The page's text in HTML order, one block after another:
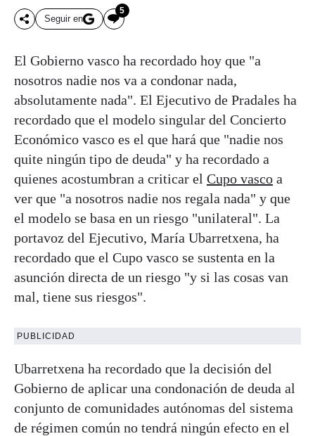
Seguir en
5
El Gobierno vasco ha recordado hoy que "a
nosotros nadie nos va a condonar nada,
absolutamente nada". El Ejecutivo de Pradales ha
recordado que el modelo singular del Concierto
Económico vasco es el que hará que "nadie nos
quite ningún tipo de deuda" y ha recordado a
quienes acostumbran a criticar el Cupo vasco a
ver que "a nosotros nadie nos regala nada" y que
el modelo se basa en un riesgo "unilateral". La
portavoz del Ejecutivo, María Ubarretxena, ha
recordado que el Cupo vasco se sustenta en la
asunción directa de un riesgo "y si las cosas van
mal, tiene sus riesgos".
PUBLICIDAD
Ubarretxena ha recordado que la decisión del
Gobierno de aplicar una condonación de deuda al
conjunto de comunidades autónomas del sistema
de régimen común no tendrá ningún efecto en el